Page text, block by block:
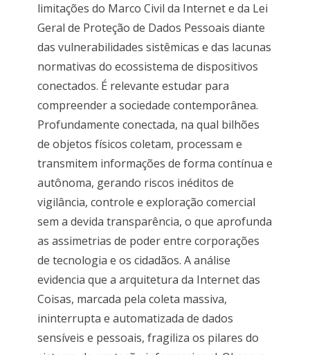
limitações do Marco Civil da Internet e da Lei
Geral de Proteção de Dados Pessoais diante
das vulnerabilidades sistêmicas e das lacunas
normativas do ecossistema de dispositivos
conectados. É relevante estudar para
compreender a sociedade contemporânea.
Profundamente conectada, na qual bilhões
de objetos físicos coletam, processam e
transmitem informações de forma contínua e
autônoma, gerando riscos inéditos de
vigilância, controle e exploração comercial
sem a devida transparência, o que aprofunda
as assimetrias de poder entre corporações
de tecnologia e os cidadãos. A análise
evidencia que a arquitetura da Internet das
Coisas, marcada pela coleta massiva,
ininterrupta e automatizada de dados
sensíveis e pessoais, fragiliza os pilares do